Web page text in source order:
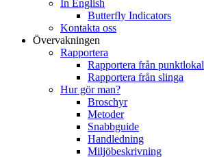
In English
Butterfly Indicators
Kontakta oss
Övervakningen
Rapportera
Rapportera från punktlokal
Rapportera från slinga
Hur gör man?
Broschyr
Metoder
Snabbguide
Handledning
Miljöbeskrivning